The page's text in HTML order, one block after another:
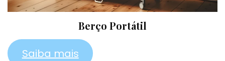
Berço Portátil
Saiba mais